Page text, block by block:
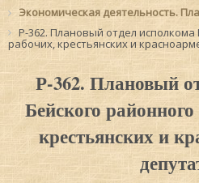
Экономическая деятельность.
Р-362. Плановый отдел исполкома
рабочих, крестьянских и
Р-362. Плановый
Бейского
крестьянских и